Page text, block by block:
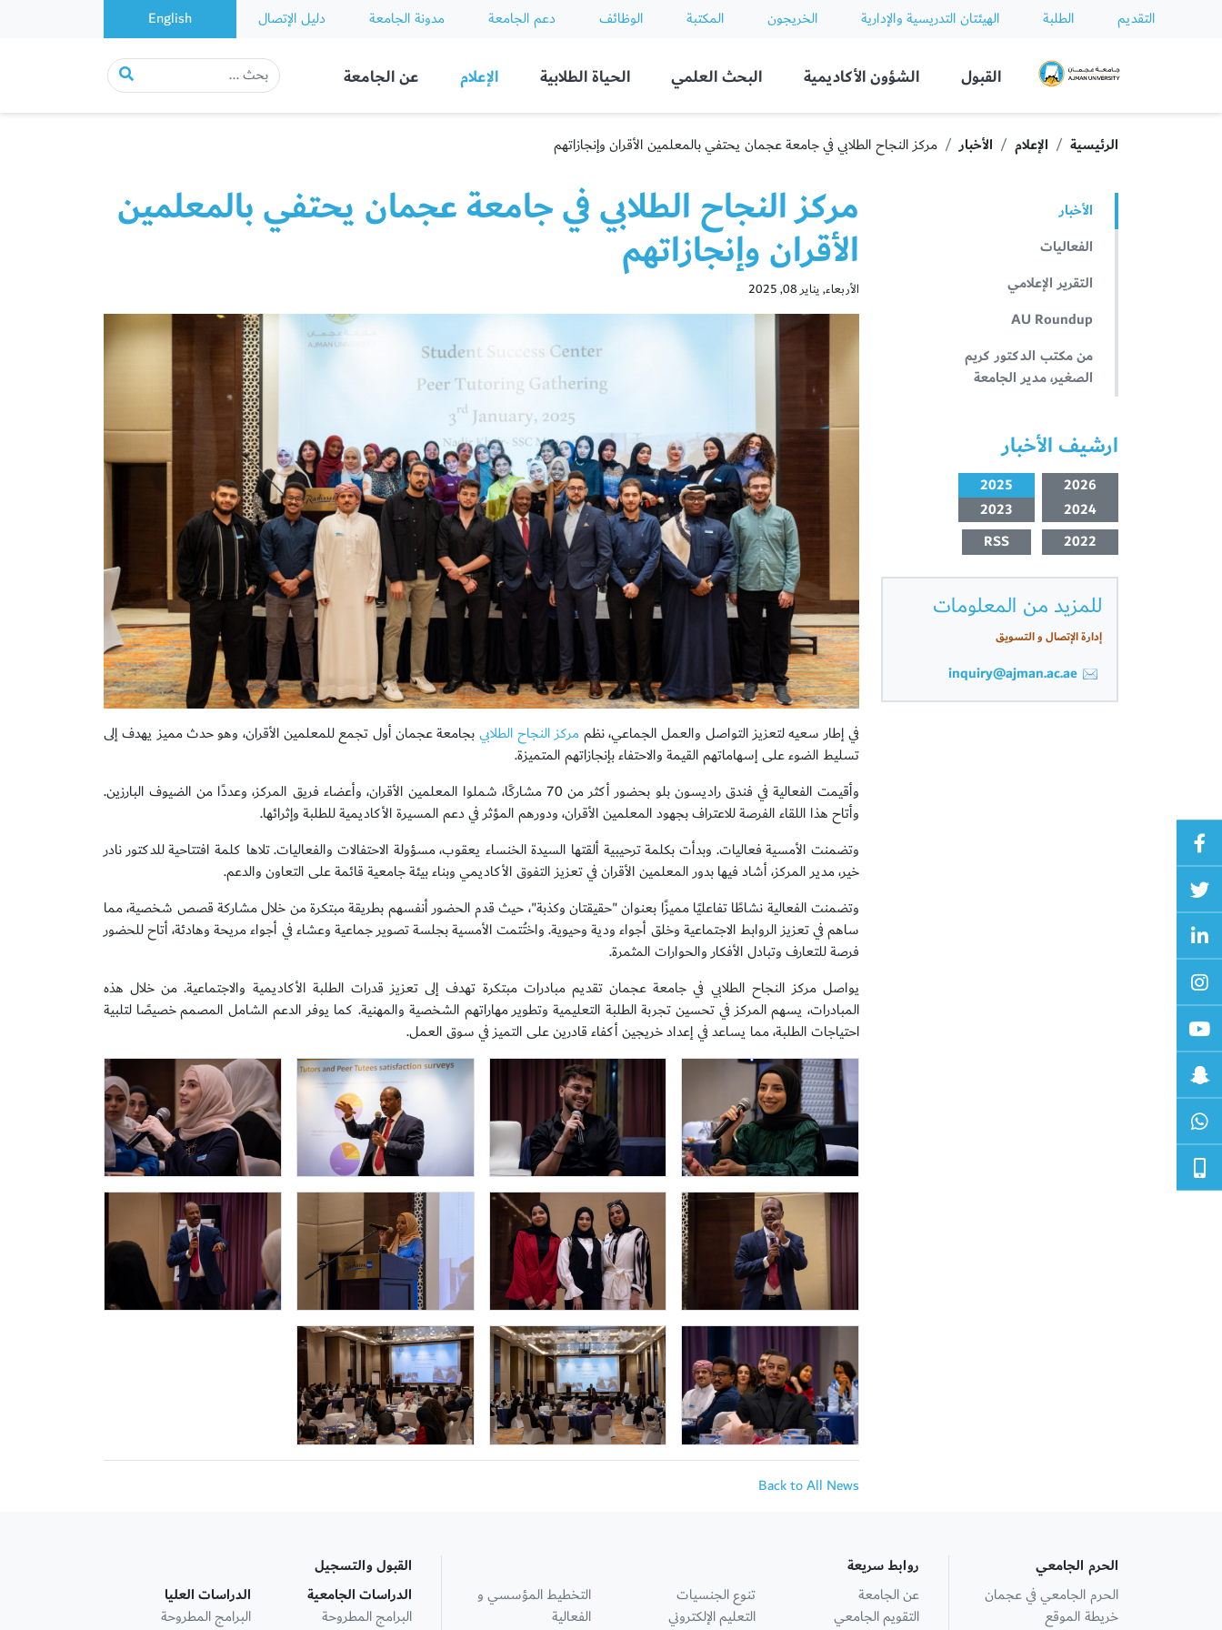
التقديم الطلبة الهيئتان التدريسية والإدارية الخريجون المكتبة الوظائف دعم الجامعة مدونة الجامعة دليل الإتصال English
Ajman University
القبول الشؤون الأكاديمية البحث العلمي الحياة الطلابية الإعلام عن الجامعة
الرئيسية الإعلام الأخبار مركز النجاح الطلابي في جامعة عجمان يحتفي بالمعلمين الأقران وإنجازاتهم
الأخبار
الفعاليات
التقرير الإعلامي
AU Roundup
من مكتب الدكتور كريم
الصغير، مدير الجامعة
ارشيف الأخبار
2026
2025
2024
2023
2022
RSS
للمزيد من المعلومات
إدارة الإتصال و التسويق
inquiry@ajman.ac.ae
مركز النجاح الطلابي في جامعة عجمان يحتفي بالمعلمين
الأقران وإنجازاتهم
الأربعاء, يناير 08, 2025
في إطار سعيه لتعزيز التواصل والعمل الجماعي، نظممركز النجاح الطلابيبجامعة عجمان أول تجمع للمعلمين الأقران، وهو حدث مميز يهدف إلى
تسليط الضوء على إسهاماتهم القيمة والاحتفاء بإنجازاتهم المتميزة.
وأقيمت الفعالية في فندق راديسون بلو بحضور أكثر من 70 مشاركًا، شملوا المعلمين الأقران، وأعضاء فريق المركز، وعددًا من الضيوف البارزين.
وأتاح هذا اللقاء الفرصة للاعتراف بجهود المعلمين الأقران، ودورهم المؤثر في دعم المسيرة الأكاديمية للطلبة وإثرائها.
وتضمنت الأمسية فعاليات. وبدأت بكلمة ترحيبية ألقتها السيدة الخنساء يعقوب، مسؤولة الاحتفالات والفعاليات. تلاها كلمة افتتاحية للدكتور نادر
خير، مدير المركز، أشاد فيها بدور المعلمين الأقران في تعزيز التفوق الأكاديمي وبناء بيئة جامعية قائمة على التعاون والدعم.
وتضمنت الفعالية نشاطًا تفاعليًا مميزًا بعنوان "حقيقتان وكذبة"، حيث قدم الحضور أنفسهم بطريقة مبتكرة من خلال مشاركة قصص شخصية، مما
ساهم في تعزيز الروابط الاجتماعية وخلق أجواء ودية وحيوية. واختُتمت الأمسية بجلسة تصوير جماعية وعشاء في أجواء مريحة وهادئة، أتاح للحضور
فرصة للتعارف وتبادل الأفكار والحوارات المثمرة.
يواصل مركز النجاح الطلابي في جامعة عجمان تقديم مبادرات مبتكرة تهدف إلى تعزيز قدرات الطلبة الأكاديمية والاجتماعية. من خلال هذه
المبادرات، يسهم المركز في تحسين تجربة الطلبة التعليمية وتطوير مهاراتهم الشخصية والمهنية. كما يوفر الدعم الشامل المصمم خصيصًا لتلبية
احتياجات الطلبة، مما يساعد في إعداد خريجين أكفاء قادرين على التميز في سوق العمل.
Back to All News
الحرم الجامعي
الحرم الجامعي في عجمان
خريطة الموقع
روابط سريعة
عن الجامعة
التقويم الجامعي
تنوع الجنسيات
التعليم الإلكتروني
التخطيط المؤسسي و
الفعالية
القبول والتسجيل
الدراسات الجامعية
البرامج المطروحة
الدراسات العليا
البرامج المطروحة